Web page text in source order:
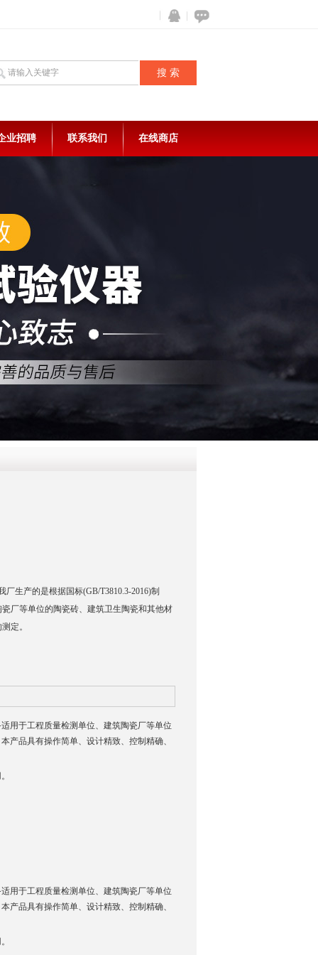
在线咨
QQ
业招聘 联系我们 在线商店
生产的是根据国标(GB/T3810.3-2016)制
厂等单位的陶瓷砖、建筑卫生陶瓷和其他材
定。
用于工程质量检测单位、建筑陶瓷厂等单位
产品具有操作简单、设计精致、控制精确、
用于工程质量检测单位、建筑陶瓷厂等单位
产品具有操作简单、设计精致、控制精确、